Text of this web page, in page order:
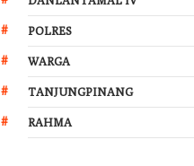
POLRES
WARGA
TANJUNGPINANG
RAHMA